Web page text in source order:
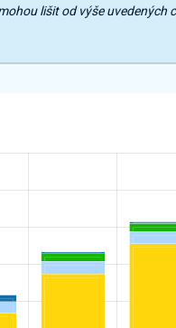
lišit od výše uvedených